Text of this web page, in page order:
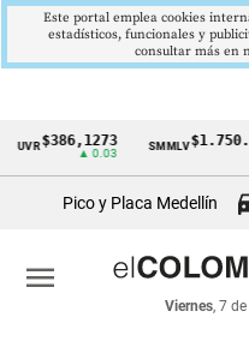
Cintillo
económicos
Colombia
▲ 0.03
SMMLV $1.750.905
Pico y Placa Medellín
Viernes, 7
menu
Este portal emplea cookies
estadísticos, funcionales y
consultar más en